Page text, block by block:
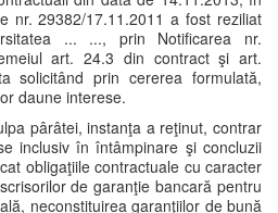
nr. 29382/17.11.2011 a fost reziliat
... ..., prin Notificarea nr.
art. 24.3 din contract şi art.
solicitând prin cererea formulată,
daune interese.
pârâtei, instanţa a reţinut, contrar
inclusiv în întâmpinare şi concluzii
obligaţiile contractuale cu caracter
de garanţie bancară pentru
neconstituirea garanţiilor de bună